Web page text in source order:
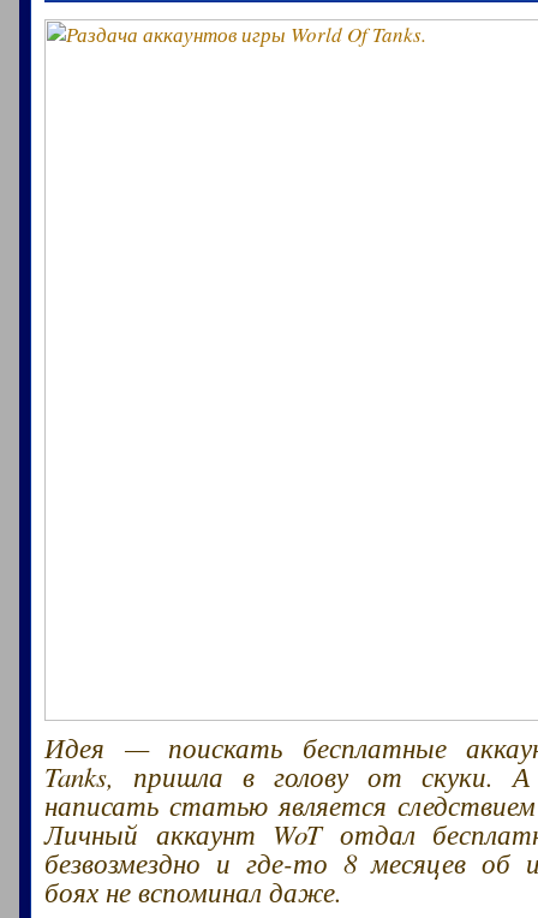
Идея — поискать бесплатные
Tanks, пришла в голову от скуки.
написать статью является
Личный аккаунт WoT отдал
безвозмездно и где-то 8 месяцев об
боях не вспоминал даже.